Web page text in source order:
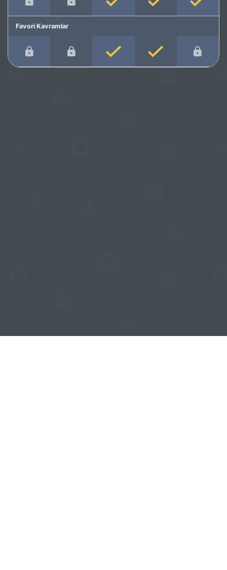
Favori Kavramlar